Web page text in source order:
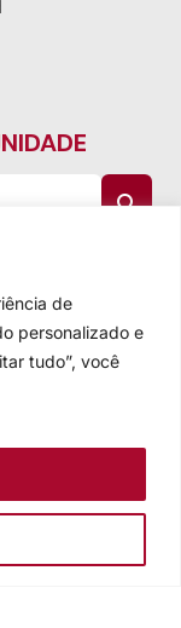
de
personalizado e
tudo”, você